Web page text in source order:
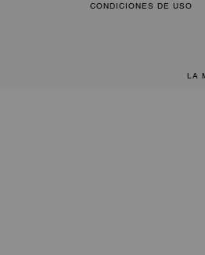
CONDICIONES DE USO
LA